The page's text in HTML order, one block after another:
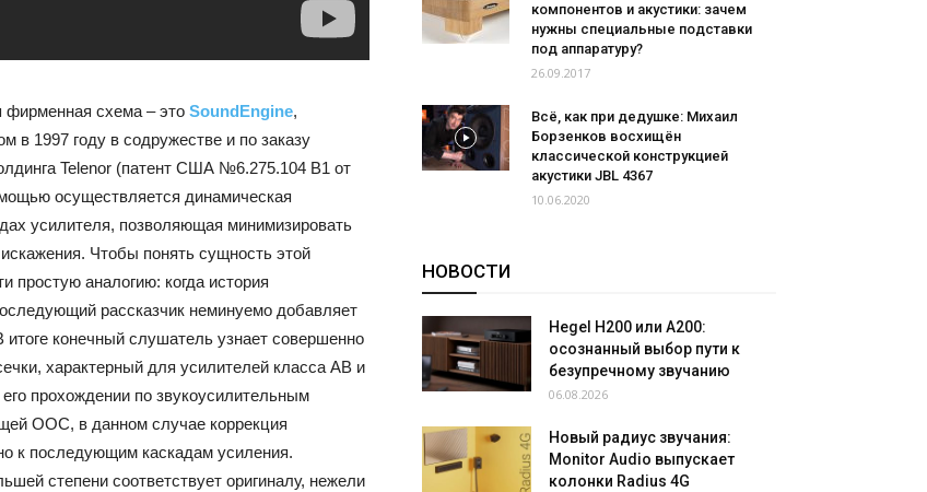
фирменная схема – это SoundEngine,
в 1997 году в содружестве и по заказу
Telenor (патент США №6.275.104 B1 от
осуществляется динамическая
усилителя, позволяющая минимизировать
Чтобы понять сущность этой
простую аналогию: когда история
рассказчик неминуемо добавляет
конечный слушатель узнает совершенно
характерный для усилителей класса АВ и
прохождении по звукоусилительным
ООС, в данном случае коррекция
к последующим каскадам усиления.
степени соответствует оригиналу, нежели
компонентов и акустики: зачем
нужны специальные подставки
под аппаратуру?
26.09.2017
Всё, как при дедушке: Михаил
Борзенков восхищён
классической конструкцией
акустики JBL 4367
10.06.2020
НОВОСТИ
Hegel H200 или A200:
осознанный выбор пути к
безупречному звучанию
06.08.2026
Новый радиус звучания:
Monitor Audio выпускает
колонки Radius 4G